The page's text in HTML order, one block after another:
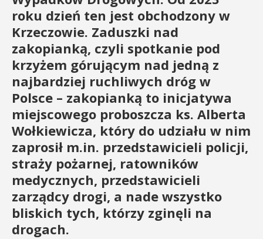
roku dzień ten jest obchodzony w
Krzeczowie. Zaduszki nad
zakopianką, czyli spotkanie pod
krzyżem górującym nad jedną z
najbardziej ruchliwych dróg w
Polsce – zakopianką to inicjatywa
miejscowego proboszcza ks. Alberta
Wołkiewicza, który do udziału w nim
zaprosił m.in. przedstawicieli policji,
straży pożarnej, ratowników
medycznych, przedstawicieli
zarządcy drogi, a nade wszystko
bliskich tych, którzy zginęli na
drogach.